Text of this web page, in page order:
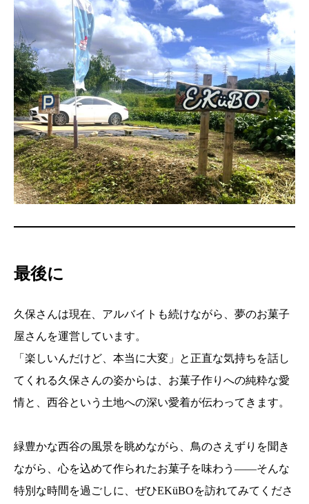
最後に
久保さんは現在、アルバイトも続けながら、夢のお菓子
屋さんを運営しています。
「楽しいんだけど、本当に大変」と正直な気持ちを話し
てくれる久保さんの姿からは、お菓子作りへの純粋な愛
情と、西谷という土地への深い愛着が伝わってきます。
緑豊かな西谷の風景を眺めながら、鳥のさえずりを聞き
ながら、心を込めて作られたお菓子を味わう――そんな
特別な時間を過ごしに、ぜひEKüBOを訪れてみてくださ